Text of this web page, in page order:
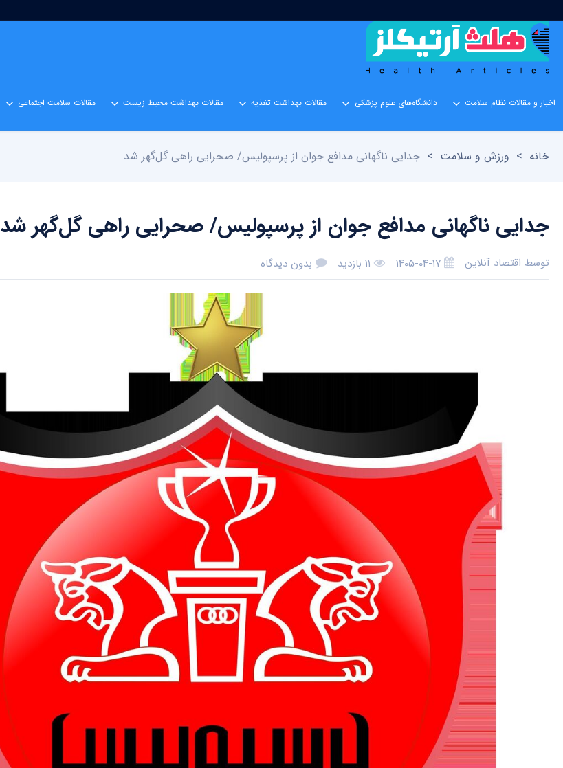
اخبار و مقالات نظام سلامت دانشگاه‌های علوم پزشکی مقالات بهداشت تغذیه مقالات بهداشت محیط زیست مقالات سلامت اجتماعی
خانه > ورزش و سلامت > جدایی ناگهانی مدافع جوان از پرسپولیس/ صحرایی راهی گل‌گهر شد
جدایی ناگهانی مدافع جوان از پرسپولیس/ صحرایی راهی گل‌گهر شد
توسط اقتصاد آنلاین ۱۴۰۵-۰۴-۱۷ ۱۱ بازدید بدون دیدگاه